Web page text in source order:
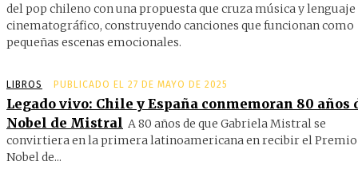
del pop chileno con una propuesta que cruza música y lenguaje
cinematográfico, construyendo canciones que funcionan como
pequeñas escenas emocionales.
LIBROS PUBLICADO EL 27 DE MAYO DE 2025
Legado vivo: Chile y España conmemoran 80 años
Nobel de Mistral A 80 años de que Gabriela Mistral se
convirtiera en la primera latinoamericana en recibir el Premio
Nobel de...